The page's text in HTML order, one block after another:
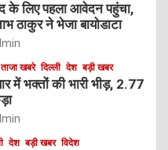
के लिए पहला आवेदन पहुंचा,
ठाकुर ने भेजा बायोडाटा
ताजा खबरे दिल्ली देश बड़ी खबर
में भक्तों की भारी भीड़, 2.77
देश बड़ी खबर विदेश